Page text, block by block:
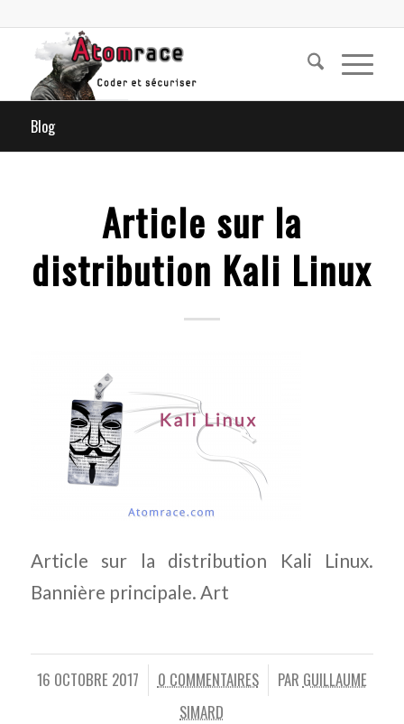
Blog
Article sur la
distribution Kali Linux
Article sur la distribution Kali Linux.
Bannière principale. Art
16 OCTOBRE 2017
/ 0 COMMENTAIRES
/ PAR GUILLAUME
SIMARD